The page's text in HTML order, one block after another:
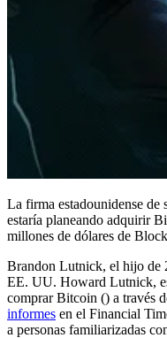
La firma estadounidense
estaría planeando adquirir
millones de dólares de
Brandon Lutnick, el hijo de
EE. UU. Howard Lutnick,
comprar Bitcoin () a través
informes en el Financial
a personas familiarizadas